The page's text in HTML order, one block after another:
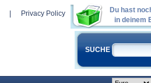
Du hast
in deinem
Privacy Policy
SUCHE